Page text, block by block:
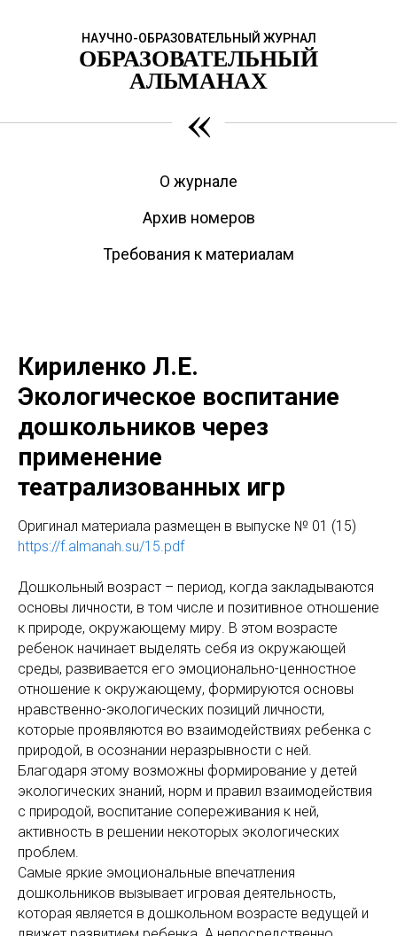
НАУЧНО-ОБРАЗОВАТЕЛЬНЫЙ ЖУРНАЛ
ОБРАЗОВАТЕЛЬНЫЙ
АЛЬМАНАХ
«
О журнале
Архив номеров
Требования к материалам
Кириленко Л.Е.
Экологическое воспитание
дошкольников через
применение
театрализованных игр
Оригинал материала размещен в выпуске № 01 (15)
https://f.almanah.su/15.pdf
Дошкольный возраст – период, когда закладываются
основы личности, в том числе и позитивное отношение
к природе, окружающему миру. В этом возрасте
ребенок начинает выделять себя из окружающей
среды, развивается его эмоционально-ценностное
отношение к окружающему, формируются основы
нравственно-экологических позиций личности,
которые проявляются во взаимодействиях ребенка с
природой, в осознании неразрывности с ней.
Благодаря этому возможны формирование у детей
экологических знаний, норм и правил взаимодействия
с природой, воспитание сопереживания к ней,
активность в решении некоторых экологических
проблем.
Самые яркие эмоциональные впечатления
дошкольников вызывает игровая деятельность,
которая является в дошкольном возрасте ведущей и